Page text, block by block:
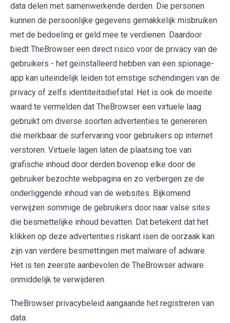
data delen met samenwerkende derden. Die personen
kunnen de persoonlijke gegevens gemakkelijk misbruiken
met de bedoeling er geld mee te verdienen. Daardoor
biedt TheBrowser een direct risico voor de privacy van de
gebruikers - het geïnstalleerd hebben van een spionage-
app kan uiteindelijk leiden tot ernstige schendingen van de
privacy of zelfs identiteitsdiefstal. Het is ook de moeite
waard te vermelden dat TheBrowser een virtuele laag
gebruikt om diverse soorten advertenties te genereren
die merkbaar de surfervaring voor gebruikers op internet
verstoren. Virtuele lagen laten de plaatsing toe van
grafische inhoud door derden bovenop elke door de
gebruiker bezochte webpagina en zo verbergen ze de
onderliggende inhoud van de websites. Bijkomend
verwijzen sommige de gebruikers door naar valse sites
die besmettelijke inhoud bevatten. Dat betekent dat het
klikken op deze advertenties riskant isen de oorzaak kan
zijn van verdere besmettingen met malware of adware.
Het is ten zeerste aanbevolen de TheBrowser adware
onmiddelijk te verwijderen.
TheBrowser privacybeleid aangaande het registreren van
data: